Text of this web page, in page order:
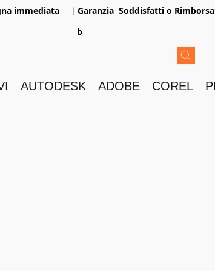
immediata ㅤ︳Garanzia Soddisfatti o
b
AUTODESK ADOBE COREL